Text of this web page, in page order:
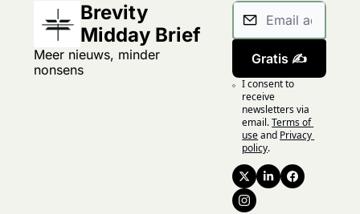
Brevity
Midday Brief
Meer nieuws, minder
nonsens
Gratis ✍️
I consent to
receive
newsletters via
email.Terms of
useand Privacy
policy.